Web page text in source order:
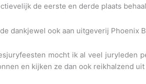
de eerste en derde plaats
dankjewel ook aan uitgeverij Phoenix
mocht ik al veel juryleden
en kijken ze dan ook reikhalzend